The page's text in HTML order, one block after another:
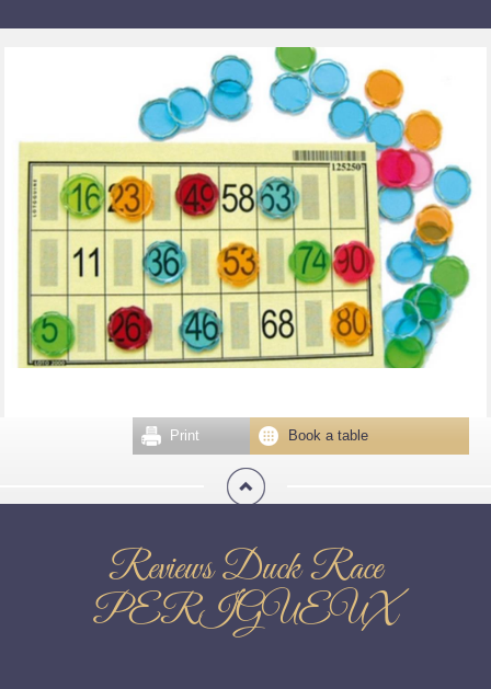
Book a table
Print
Reviews Duck Race
PERIGUEUX